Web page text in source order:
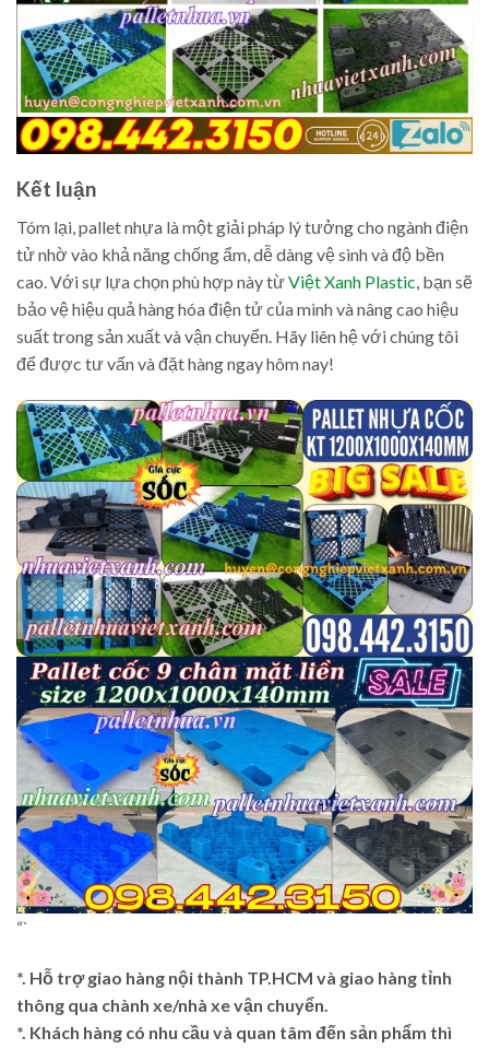
Kết luận
Tóm lại, pallet nhựa là một giải pháp lý tưởng cho ngành điện
tử nhờ vào khả năng chống ẩm, dễ dàng vệ sinh và độ bền
cao. Với sự lựa chọn phù hợp này từViệt Xanh Plastic, bạn sẽ
bảo vệ hiệu quả hàng hóa điện tử của mình và nâng cao hiệu
suất trong sản xuất và vận chuyển. Hãy liên hệ với chúng tôi
để được tư vấn và đặt hàng ngay hôm nay!
“`
*. Hỗ trợ giao hàng nội thành TP.HCM và giao hàng tỉnh
thông qua chành xe/nhà xe vận chuyển.
*. Khách hàng có nhu cầu và quan tâm đến sản phẩm thì